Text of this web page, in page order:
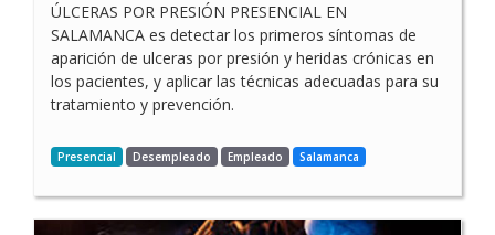
ÚLCERAS POR PRESIÓN PRESENCIAL EN
SALAMANCA es detectar los primeros síntomas de
aparición de ulceras por presión y heridas crónicas en
los pacientes, y aplicar las técnicas adecuadas para su
tratamiento y prevención.
Presencial Desempleado Empleado Salamanca